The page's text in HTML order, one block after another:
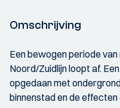
Omschrijving
Een bewogen periode
Noord/Zuidlijn loopt af.
opgedaan met
binnenstad en de effecten